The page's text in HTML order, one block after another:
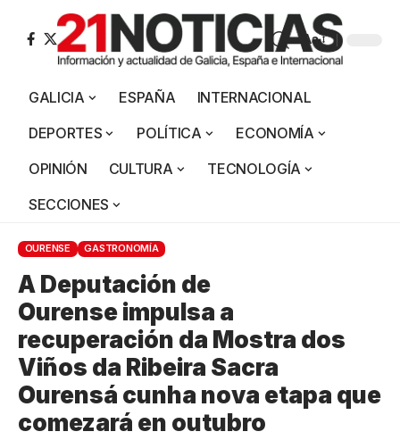
Aa
GALICIA ESPAÑA
INTERNACIONAL
DEPORTES
POLÍTICA
ECONOMÍA
OPINIÓN
CULTURA
TECNOLOGÍA
SECCIONES
OURENSE GASTRONOMÍA
A Deputación de
Ourense impulsa a
recuperación da Mostra dos
Viños da Ribeira Sacra
Ourensá cunha nova etapa que
comezará en outubro